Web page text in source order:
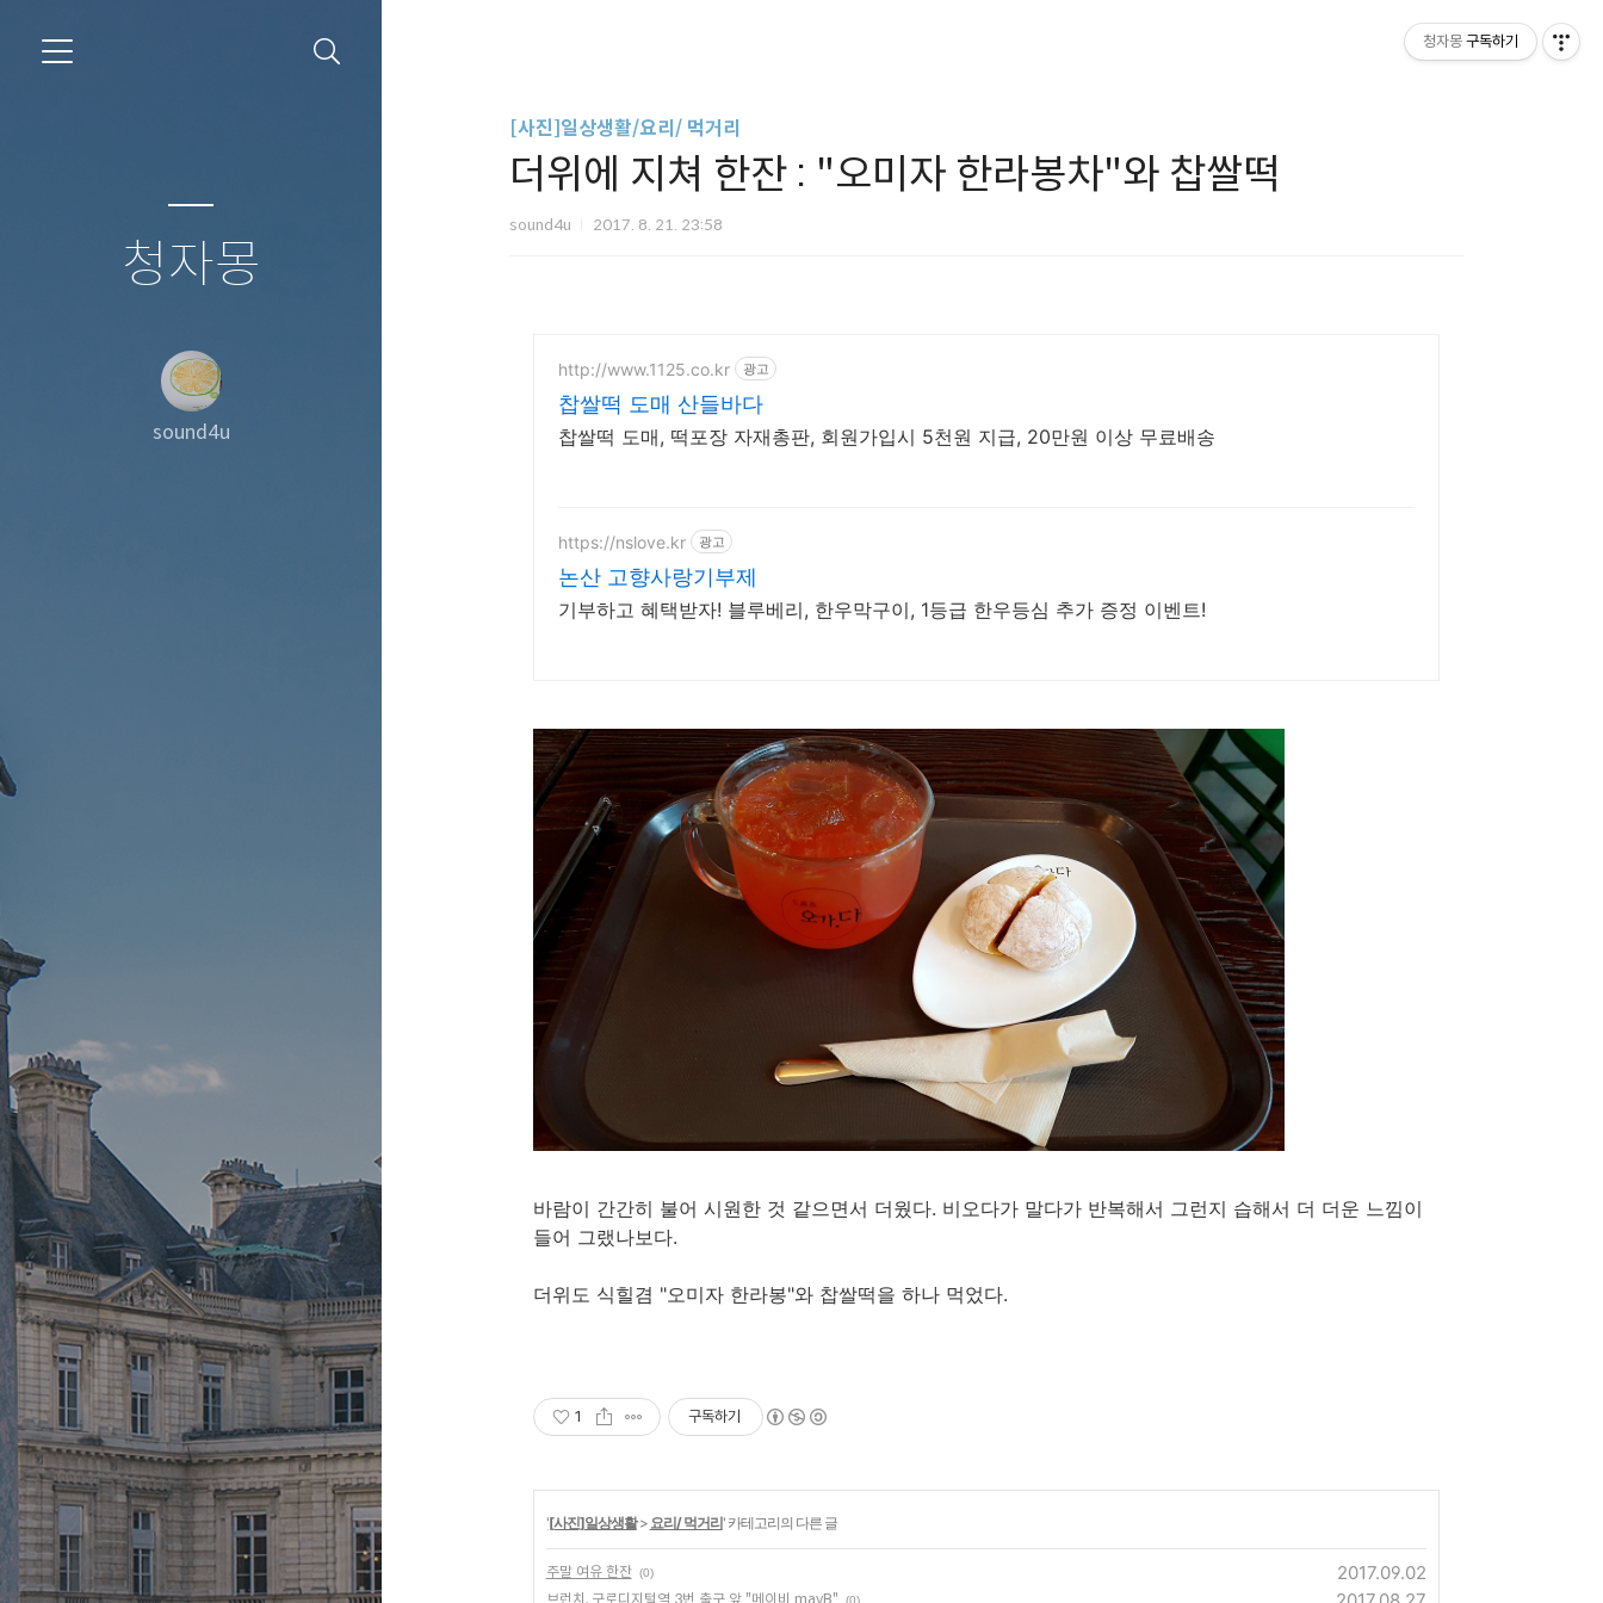
청자몽
sound4u
[사진]일상생활/요리/ 먹거리
더위에 지쳐 한잔 : "오미자 한라봉차"와 찹쌀떡
sound4u 2017. 8. 21. 23:58
http://www.1125.co.kr 광고
찹쌀떡 도매 산들바다
찹쌀떡 도매, 떡포장 자재총판, 회원가입시 5천원 지급, 20만원 이상 무료배송
https://nslove.kr 광고
논산 고향사랑기부제
기부하고 혜택받자! 블루베리, 한우막구이, 1등급 한우등심 추가 증정 이벤트!
바람이 간간히 불어 시원한 것 같으면서 더웠다. 비오다가 말다가 반복해서 그런지 습해서 더 더운 느낌이
들어 그랬나보다.
더위도 식힐겸 "오미자 한라봉"와 찹쌀떡을 하나 먹었다.
1 구독하기
'[사진]일상생활> 요리/ 먹거리' 카테고리의 다른 글
주말 여유 한잔 (0) 2017.09.02
브런치, 구로디지털역 3번 출구 앞 "메이비 mayB"
청자몽 구독하기